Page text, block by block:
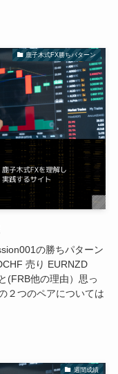
鹿子木式FX勝ちパターン
の勝ちパターン
売り EURNZD
(FRB他の理由）思っ
２つのペアについては
週間成績